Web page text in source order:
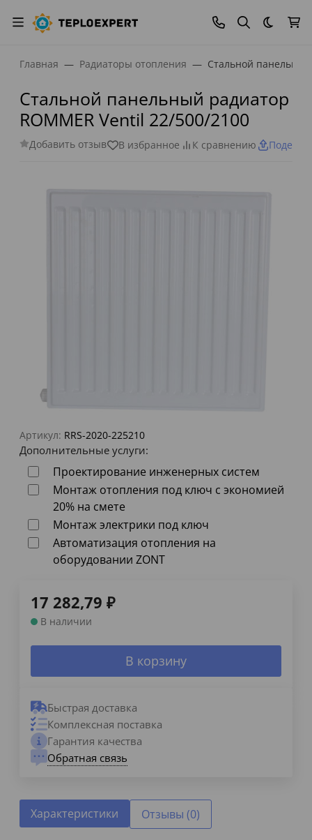
Темная
Главная Радиаторы отопления Стальной
Стальной панельный радиатор
ROMMER Ventil 22/500/2100
Добавить отзыв В избранное К сравнению
Артикул: RRS-2020-225210
Дополнительные услуги:
Проектирование инженерных систем
Монтаж отопления под ключ с экономией
20% на смете
Монтаж электрики под ключ
Автоматизация отопления на
оборудовании ZONT
17 282,79 ₽
В наличии
В корзину
Быстрая доставка
Комплексная поставка
Гарантия качества
Обратная связь
Характеристики Отзывы (0)